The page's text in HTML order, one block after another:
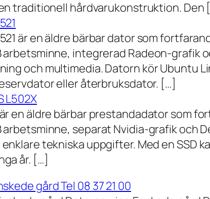
traditionell hårdvarukonstruktion. Den
är en äldre bärbar dator som
arbetsminne, integrerad Radeon-grafik
och multimedia. Datorn kör Ubuntu
eller återbruksdator. […]
L502X
är en äldre bärbar prestandadator som
arbetsminne, separat Nvidia-grafik
tekniska uppgifter. Med en
år. […]
gård Tel 08 37 21 00